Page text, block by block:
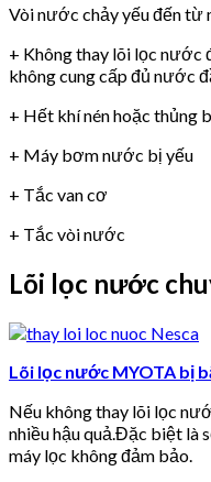
Vòi nước chảy yếu đến từ
+ Không thay lõi lọc nước
không cung cấp đủ nước
+ Hết khí nén hoặc thủng
+ Máy bơm nước bị yếu
+ Tắc van cơ
+ Tắc vòi nước
Lõi lọc nước
Lõi lọc nước MYOTA bị
Nếu không thay lõi lọc
nhiều hậu quả.Đặc biệt là
máy lọc không đảm bảo.